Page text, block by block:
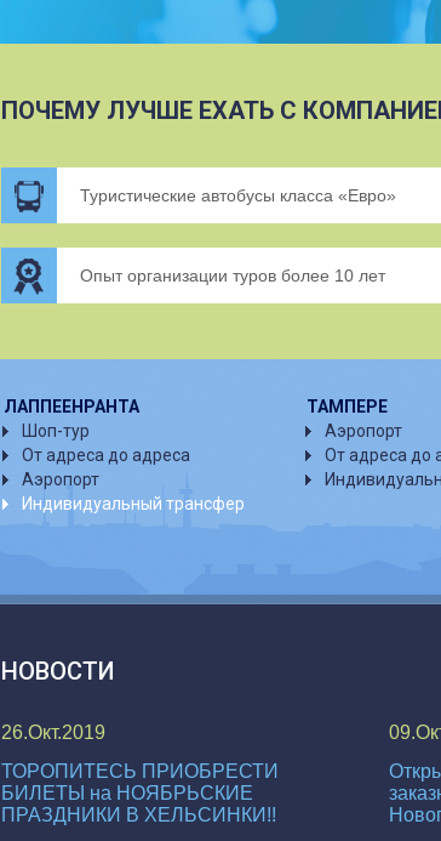
ПОЧЕМУ ЛУЧШЕ ЕХАТЬ С
Туристические автобусы класса «Евро»
Опыт организации туров более 10 лет
ЛАППЕЕНРАНТА
Шоп-тур
От адреса до адреса
Аэропорт
Индивидуальный трансфер
ТАМПЕРЕ
Аэропорт
От адреса до
НОВОСТИ
26.Окт.2019
ТОРОПИТЕСЬ ПРИОБРЕСТИ
БИЛЕТЫ на НОЯБРЬСКИЕ
ПРАЗДНИКИ В ХЕЛЬСИНКИ!!